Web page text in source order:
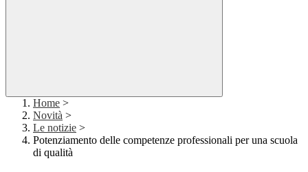
Home >
Novità >
Le notizie >
Potenziamento delle competenze professionali per una scuola
di qualità